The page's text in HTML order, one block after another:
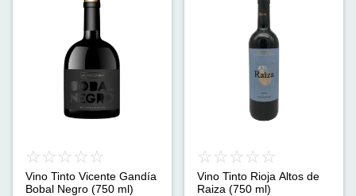
Vino Tinto Vicente Gandía
Bobal Negro (750 ml)
Vino Tinto Rioja Altos de
Raiza (750 ml)